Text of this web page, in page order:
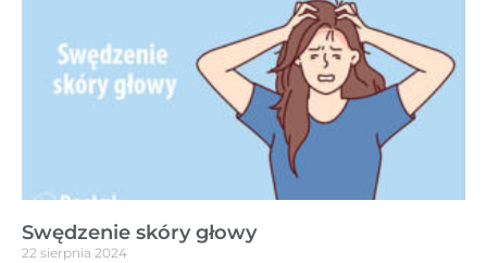
Swędzenie skóry głowy
22 sierpnia 2024